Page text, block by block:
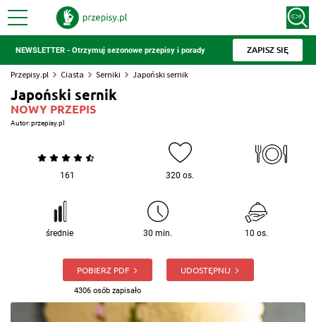
NEWSLETTER - Otrzymuj sezonowe przepisy i porady ZAPISZ SIĘ
Przepisy.pl Ciasta Serniki Japoński sernik
Japoński sernik
NOWY PRZEPIS
Autor:przepisy.pl
161 320 os.
średnie 30 min. 10 os.
POBIERZ PDF
4306 osób zapisało
UDOSTĘPNIJ